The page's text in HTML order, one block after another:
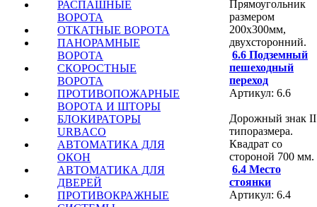
РАСПАШНЫЕ
ВОРОТА
ОТКАТНЫЕ ВОРОТА
ПАНОРАМНЫЕ
ВОРОТА
СКОРОСТНЫЕ
ВОРОТА
ПРОТИВОПОЖАРНЫЕ
ВОРОТА И ШТОРЫ
БЛОКИРАТОРЫ
URBACO
АВТОМАТИКА ДЛЯ
ОКОН
АВТОМАТИКА ДЛЯ
ДВЕРЕЙ
ПРОТИВОКРАЖНЫЕ
Прямоугольник
размером
200х300мм,
двухсторонний.
6.6 Подземный
пешеходный
переход
Артикул: 6.6
Дорожный знак II
типоразмера.
Квадрат со
стороной 700 мм.
6.4 Место
стоянки
Артикул: 6.4